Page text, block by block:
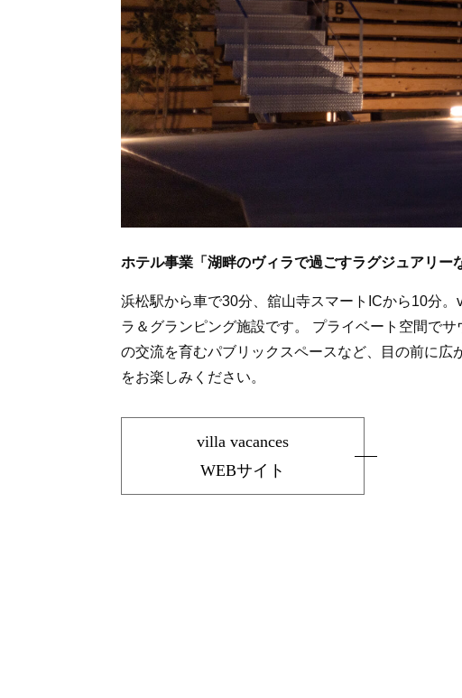
ホテル事業「湖畔のヴィラで過ごすラグジュアリー
浜松駅から車で30分、舘山寺スマートICから10分
ラ＆グランピング施設です。 プライベート空間で
の交流を育むパブリックスペースなど、目の前に
をお楽しみください。
villa vacances
WEBサイト